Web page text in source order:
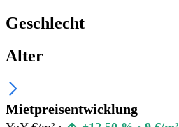
Geschlecht
Alter
Mietpreisentwicklung